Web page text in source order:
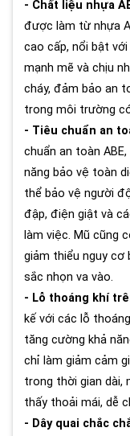
- Chất liệu nhựa
được làm từ nhựa
cao cấp, nổi bật
mạnh mẽ và chịu
cháy, đảm bảo an
trong môi trường
- Tiêu chuẩn an
chuẩn an toàn
năng bảo vệ toàn
thể bảo vệ người
đập, điện giật và
làm việc. Mũ cũng
giảm thiểu nguy cơ
sắc nhọn va vào.
- Lỗ thoáng khí
kế với các lỗ
tăng cường khả
chỉ làm giảm cảm
trong thời gian dài,
thấy thoải mái, dễ
- Dây quai chắc